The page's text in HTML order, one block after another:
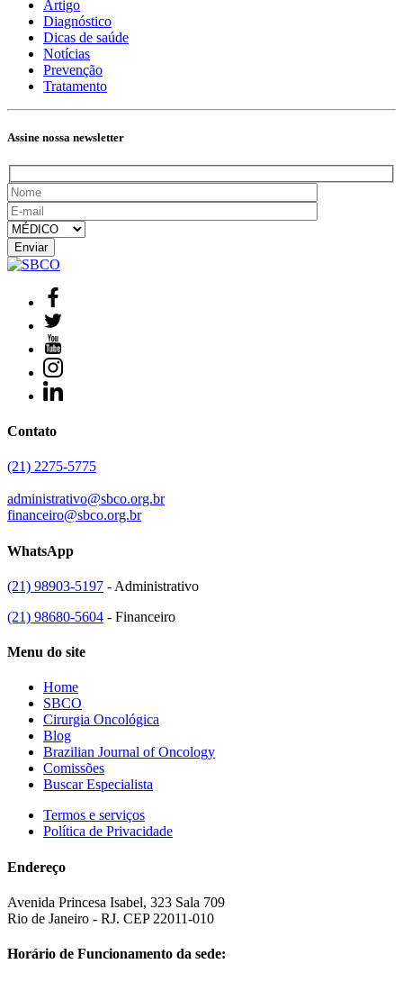
Artigo
Diagnóstico
Dicas de saúde
Notícias
Prevenção
Tratamento
Assine nossa newsletter
Contato
(21) 2275-5775
administrativo@sbco.org.br
financeiro@sbco.org.br
WhatsApp
(21) 98903-5197 - Administrativo
(21) 98680-5604 - Financeiro
Menu do site
Home
SBCO
Cirurgia Oncológica
Blog
Brazilian Journal of Oncology
Comissões
Buscar Especialista
Termos e serviços
Política de Privacidade
Endereço
Avenida Princesa Isabel, 323 Sala 709
Rio de Janeiro - RJ. CEP 22011-010
Horário de Funcionamento da sede: